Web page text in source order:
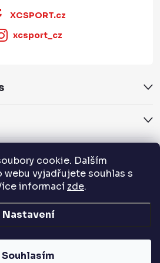
cookie. Dalším
vyjadřujete souhlas s
informací zde.
Nastavení
Souhlasím
XCSPORT.cz
xcsport_cz